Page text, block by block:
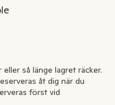
eller så länge lagret räcker.
åt dig när du
först vid